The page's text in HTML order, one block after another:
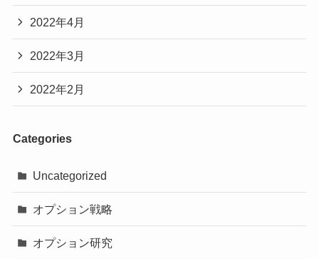
2022年4月
2022年3月
2022年2月
Categories
Uncategorized
オプション戦略
オプション研究